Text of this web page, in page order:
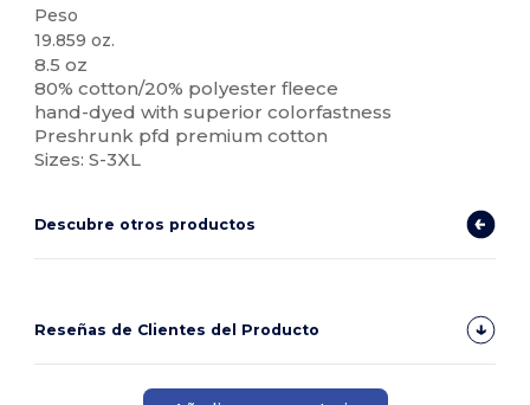
Peso
19.859 oz.
8.5 oz
80% cotton/20% polyester fleece
hand-dyed with superior colorfastness
Preshrunk pfd premium cotton
Sizes: S-3XL
Descubre otros productos
Reseñas de Clientes del Producto